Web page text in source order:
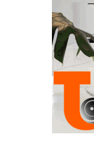
τις
Email